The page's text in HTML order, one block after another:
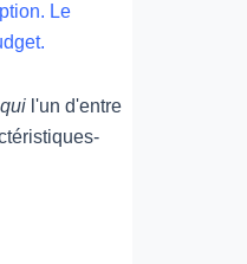
Le
qui l'un d'entre